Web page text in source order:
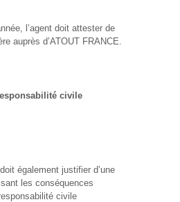
l’agent doit attester de
auprès d’ATOUT FRANCE.
civile
doit également justifier d’une
les conséquences
civile